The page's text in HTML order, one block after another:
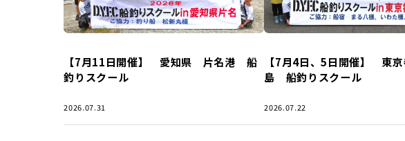
【7月11日開催】 愛知県 片名港 船
釣りスクール
2026.07.31
【7月4日、5日開催】 東
島 船釣りスクール
2026.07.22